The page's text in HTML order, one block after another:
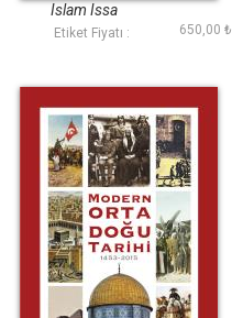
Islam Issa
Etiket Fiyatı : 650,00 ₺